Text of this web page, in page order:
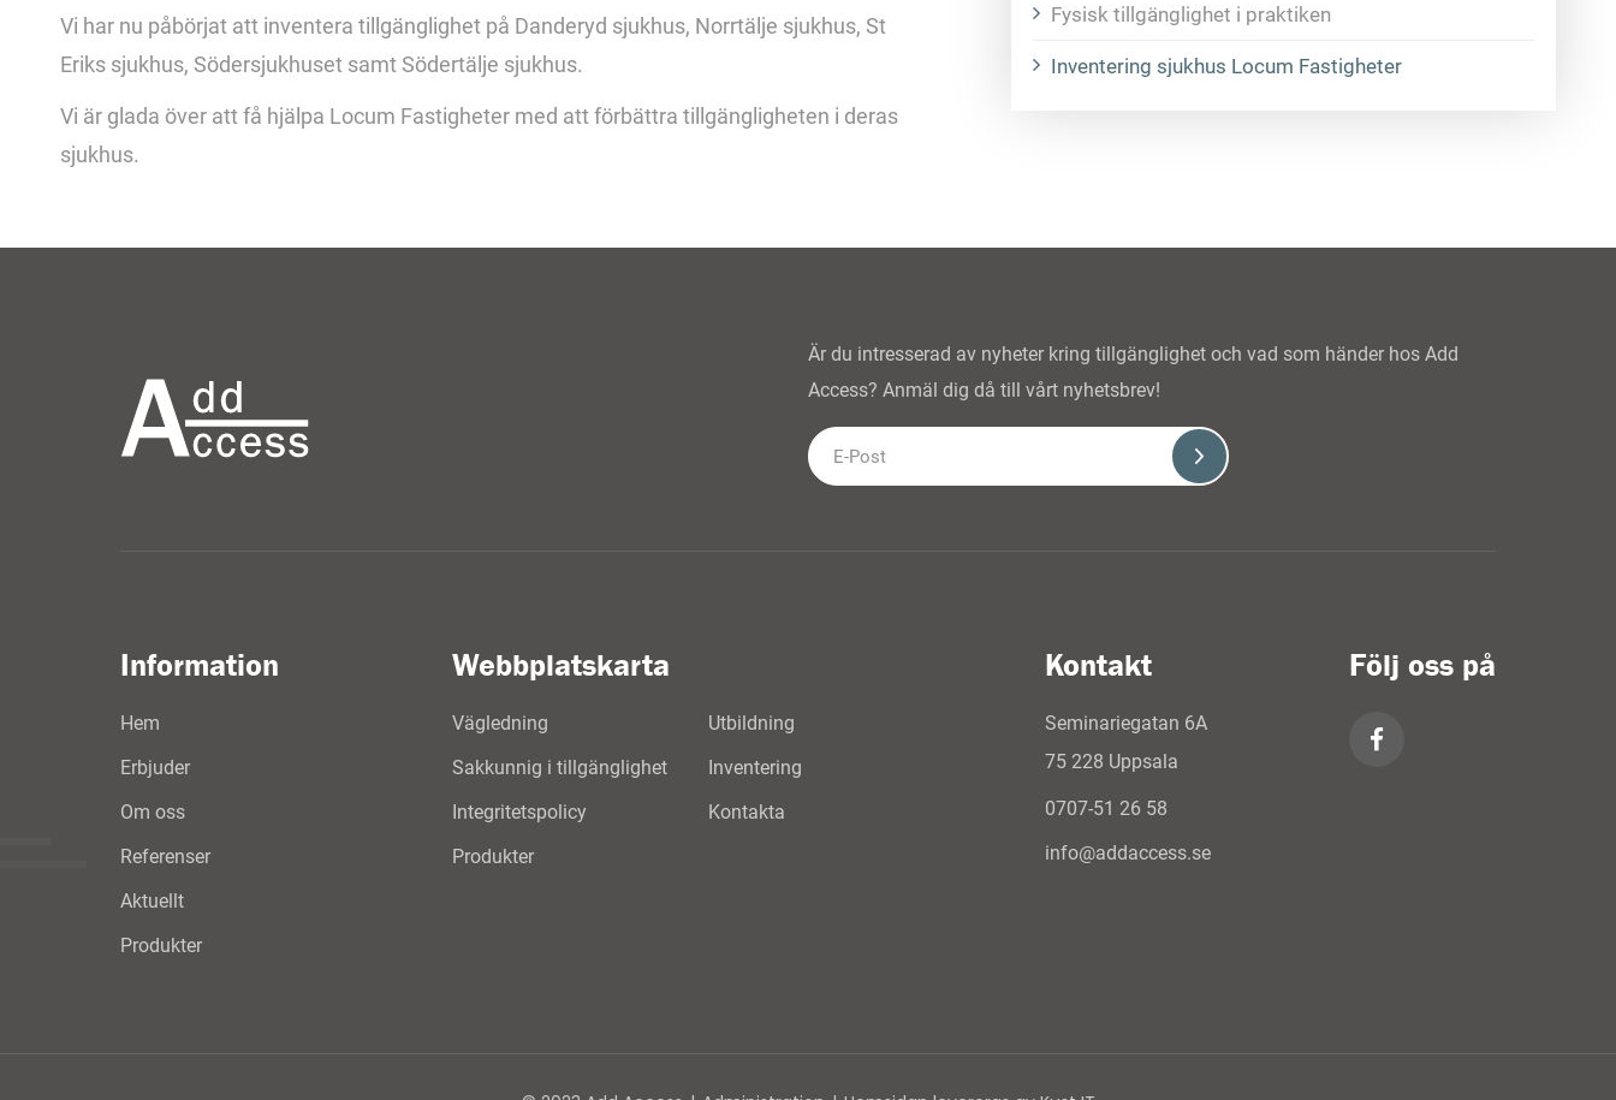
Vi har nu påbörjat att inventera tillgänglighet på Danderyd sjukhus, Norrtälje sjukhus, St
Eriks sjukhus, Södersjukhuset samt Södertälje sjukhus.
Vi är glada över att få hjälpa Locum Fastigheter med att förbättra tillgängligheten i deras
sjukhus.
Fysisk tillgänglighet i praktiken
Inventering sjukhus Locum Fastigheter
Är du intresserad av nyheter kring tillgänglighet och vad som händer hos Add
Access? Anmäl dig då till vårt nyhetsbrev!
Information
Hem
Erbjuder
Om oss
Referenser
Aktuellt
Produkter
Webbplatskarta
Vägledning
Utbildning
Sakkunnig i tillgänglighet
Inventering
Integritetspolicy
Kontakta
Produkter
Kontakt
Seminariegatan 6A
75 228 Uppsala
0707-51 26 58
info@addaccess.se
Följ oss på